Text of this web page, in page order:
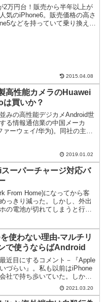
2万円台！販売から半年以上が
気のiPhone6。販売価格の高さ
などを持っていて乗り換えを
2015.04.08
高性能カメラのHuawei
は買いか？
みの高性能デジカメAndroid世
る情報通信業の中国メーカ
ァーウェイ/华为)。同社の主た
る。2018年3月リリースした
2019.01.02
ーパーチャージ対応バ
From Home)になってから客
っきり減った。しかし、外出
の電池が切れてしまうと行動
長時間かかるので高速充電対
使わない理由-マルチリ
で使うならばAndroid
近目にするコメント－『Apple
づらい』。私も以前はiPhone
社で持ち歩いていた。しか
～3年はHuawei一体だけにして
2021.03.20